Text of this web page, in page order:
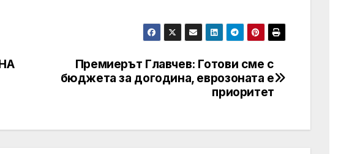
Премиерът Главчев: Готови сме с
бюджета за догодина, еврозоната е
приоритет